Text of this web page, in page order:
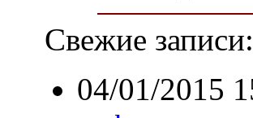
Свежие записи:
04/01/2015